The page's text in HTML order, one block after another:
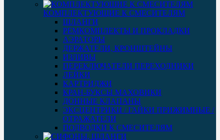
КОМПЛЕКТУЮЩИЕ К СМЕСИТЕЛЯМ
ШЛАНГИ
РЕМКОМПЛЕКТЫ И ПРОКЛАДКИ
АЭРАТОРЫ
ДЕРЖАТЕЛИ, КРОНШТЕЙНЫ
ИЗЛИВЫ
ПЕРЕКЛЮЧАТЕЛИ ПЕРЕХОДНИКИ
ЛЕЙКИ
КАРТРИДЖИ
КРАН-БУКСЫ МАХОВИКИ
ДОННЫЕ КЛАПАНЫ
ЭКСЦЕНТРИКИ / ГАЙКИ ПРИЖИМНЫЕ /
ОТРАЖАТЕЛИ
ПОДВОДКИ К СМЕСИТЕЛЯМ